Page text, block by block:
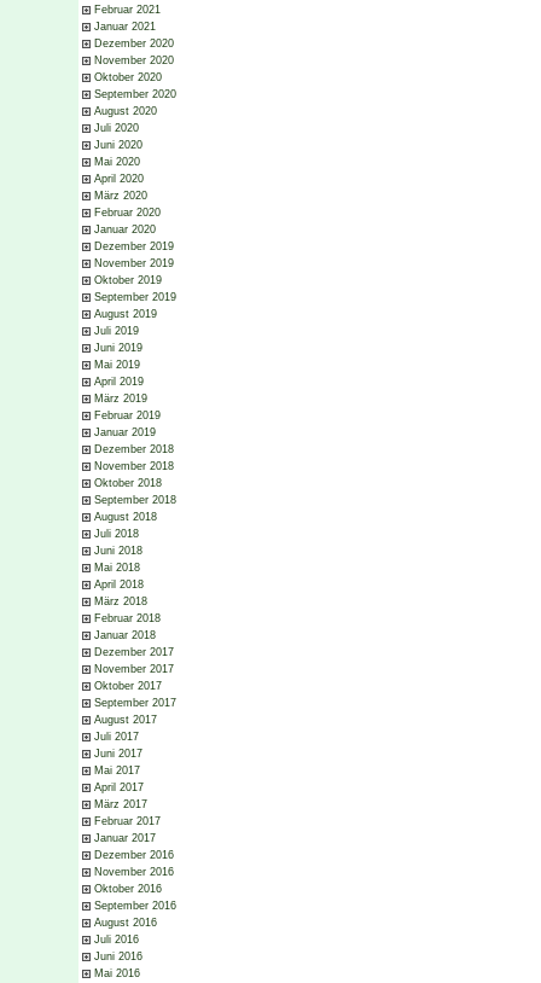
Februar 2021
Januar 2021
Dezember 2020
November 2020
Oktober 2020
September 2020
August 2020
Juli 2020
Juni 2020
Mai 2020
April 2020
März 2020
Februar 2020
Januar 2020
Dezember 2019
November 2019
Oktober 2019
September 2019
August 2019
Juli 2019
Juni 2019
Mai 2019
April 2019
März 2019
Februar 2019
Januar 2019
Dezember 2018
November 2018
Oktober 2018
September 2018
August 2018
Juli 2018
Juni 2018
Mai 2018
April 2018
März 2018
Februar 2018
Januar 2018
Dezember 2017
November 2017
Oktober 2017
September 2017
August 2017
Juli 2017
Juni 2017
Mai 2017
April 2017
März 2017
Februar 2017
Januar 2017
Dezember 2016
November 2016
Oktober 2016
September 2016
August 2016
Juli 2016
Juni 2016
Mai 2016